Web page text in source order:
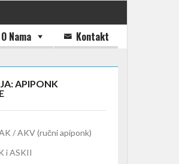
O Nama Kontakt
APIPONK
/ AKV (ručni apiponk)
i ASKII